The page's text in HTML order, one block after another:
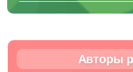
Авторы